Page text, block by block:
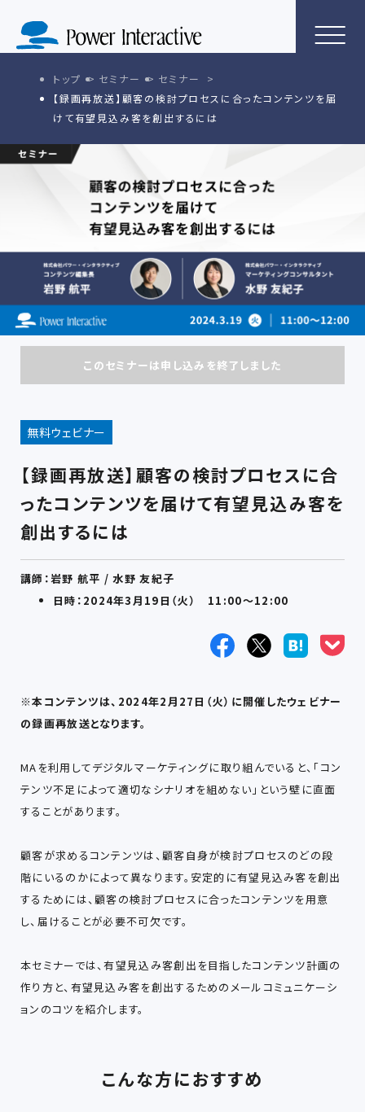
トップ セミナー
セミナー
【録画再放送】顧客の検討プロセスに合ったコンテンツを届
けて有望見込み客を創出するには
このセミナーは申し込みを終了しました
無料ウェビナー
【録画再放送】顧客の検討プロセスに合
ったコンテンツを届けて有望見込み客を
創出するには
講師：岩野 航平 / 水野 友紀子
日時：2024年3月19日（火） 11:00～12:00
※本コンテンツは、2024年2月27日（火）に開催したウェビナー
の録画再放送となります。
MAを利用してデジタルマーケティングに取り組んでいると、「コン
テンツ不足によって適切なシナリオを組めない」という壁に直面
することがあります。
顧客が求めるコンテンツは、顧客自身が検討プロセスのどの段
階にいるのかによって異なります。安定的に有望見込み客を創出
するためには、顧客の検討プロセスに合ったコンテンツを用意
し、届けることが必要不可欠です。
本セミナーでは、有望見込み客創出を目指したコンテンツ計画の
作り方と、有望見込み客を創出するためのメールコミュニケーシ
ョンのコツを紹介します。
こんな方におすすめ